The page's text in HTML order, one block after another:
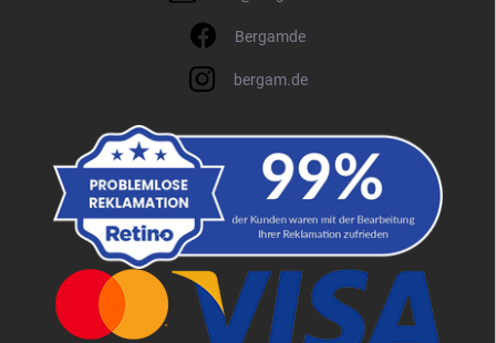
Bergamde
bergam.de